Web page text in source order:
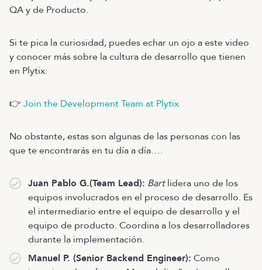
QA y de Producto.
Si te pica la curiosidad, puedes echar un ojo a este video
y conocer más sobre la cultura de desarrollo que tienen
en Plytix:
👉 Join the Development Team at Plytix
No obstante, estas son algunas de las personas con las
que te encontrarás en tu día a día….
Juan Pablo G.(Team Lead): Bartlidera uno de los
equipos involucrados en el proceso de desarrollo. Es
el intermediario entre el equipo de desarrollo y el
equipo de producto. Coordina a los desarrolladores
durante la implementación.
Manuel P. (Senior Backend Engineer): Como